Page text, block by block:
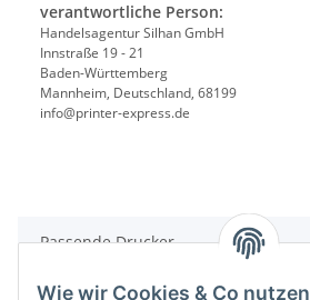
verantwortliche Person:
Handelsagentur Silhan GmbH
Innstraße 19 - 21
Baden-Württemberg
Mannheim, Deutschland, 68199
info@printer-express.de
Passende Drucker
Wie wir Cookies & Co nutzen